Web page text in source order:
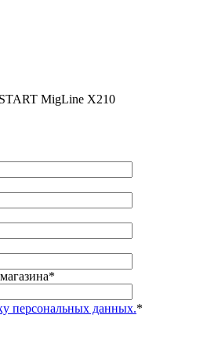
MigLine X210
*
персональных данных.*